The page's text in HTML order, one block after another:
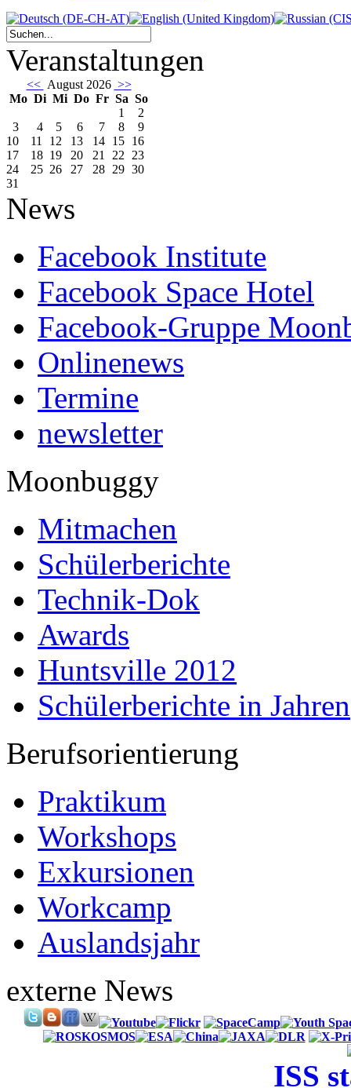
Veranstaltungen
<< August 2026 >>
Mo Di Mi Do Fr Sa So
1
2
3
4 5 6 7 8
9
10
11 12 13 14 15 16
17
18 19 20 21 22 23
24
25 26 27 28 29 30
31
News
Facebook Institute
Facebook Space Hotel
Facebook-Gruppe
Onlinenews
Termine
newsletter
Moonbuggy
Mitmachen
Schülerberichte
Technik-Dok
Awards
Huntsville 2012
Schülerberichte in Jahren
Berufsorientierung
Praktikum
Workshops
Exkursionen
Workcamp
Auslandsjahr
externe News
ISS